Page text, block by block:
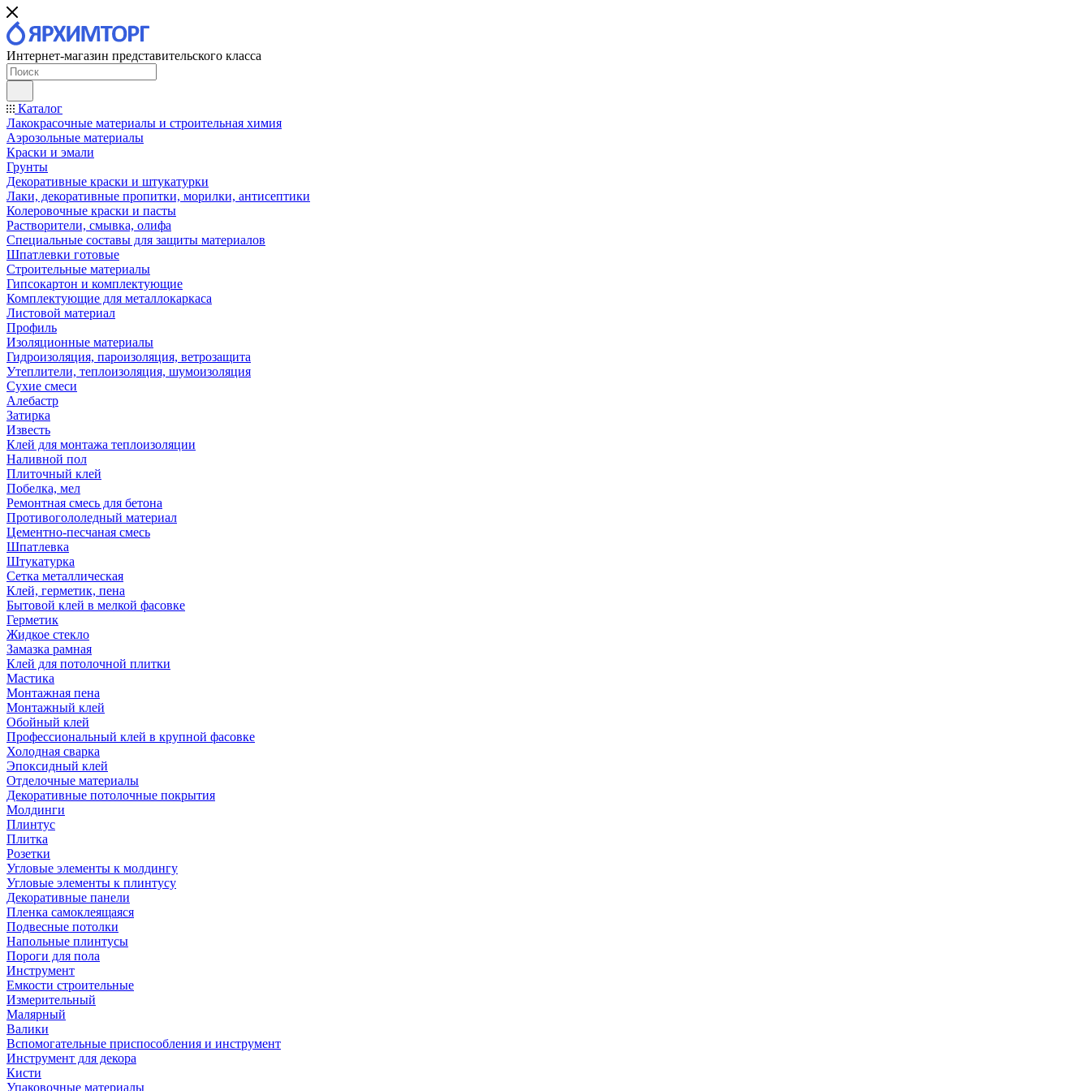
Интернет-магазин представительского класса
Каталог
Лакокрасочные материалы и строительная химия
Аэрозольные материалы
Краски и эмали
Грунты
Декоративные краски и штукатурки
Лаки, декоративные пропитки, морилки, антисептики
Колеровочные краски и пасты
Растворители, смывка, олифа
Специальные составы для защиты материалов
Шпатлевки готовые
Строительные материалы
Гипсокартон и комплектующие
Комплектующие для металлокаркаса
Листовой материал
Профиль
Изоляционные материалы
Гидроизоляция, пароизоляция, ветрозащита
Утеплители, теплоизоляция, шумоизоляция
Сухие смеси
Алебастр
Затирка
Известь
Клей для монтажа теплоизоляции
Наливной пол
Плиточный клей
Побелка, мел
Ремонтная смесь для бетона
Противогололедный материал
Цементно-песчаная смесь
Шпатлевка
Штукатурка
Сетка металлическая
Клей, герметик, пена
Бытовой клей в мелкой фасовке
Герметик
Жидкое стекло
Замазка рамная
Клей для потолочной плитки
Мастика
Монтажная пена
Монтажный клей
Обойный клей
Профессиональный клей в крупной фасовке
Холодная сварка
Эпоксидный клей
Отделочные материалы
Декоративные потолочные покрытия
Молдинги
Плинтус
Плитка
Розетки
Угловые элементы к молдингу
Угловые элементы к плинтусу
Декоративные панели
Пленка самоклеящаяся
Подвесные потолки
Напольные плинтусы
Пороги для пола
Инструмент
Емкости строительные
Измерительный
Малярный
Валики
Вспомогательные приспособления и инструмент
Инструмент для декора
Кисти
Упаковочные материалы